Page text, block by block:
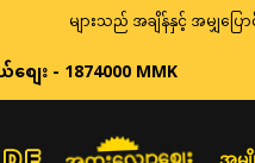
နှုန်းများသည် အချိန်နှင့် အမျှပြောင်းလဲ
ျေး - 1874000 MMK